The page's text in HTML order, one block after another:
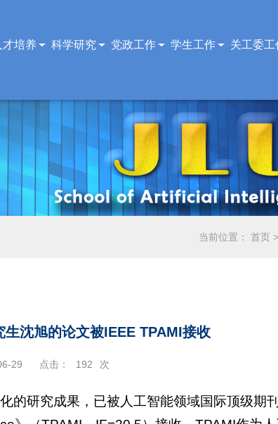
才培养 科学研究 党政工作 学生工作 关工委工
当前位置：首页
沈旭的论文被IEEE TPAMI接收
29 点击： 192 次
的研究成果，已被人工智能领域国际顶级期